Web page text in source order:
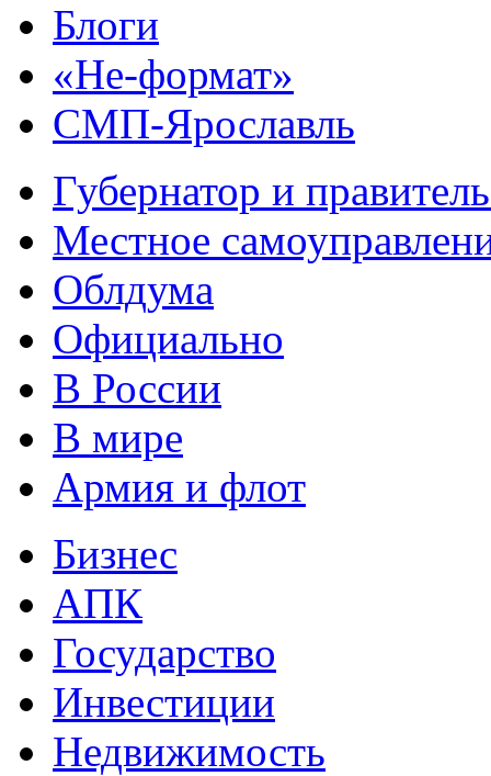
Блоги
«Не-формат»
СМП-Ярославль
Губернатор и
Местное
Облдума
Официально
В России
В мире
Армия и флот
Бизнес
АПК
Государство
Инвестиции
Недвижимость